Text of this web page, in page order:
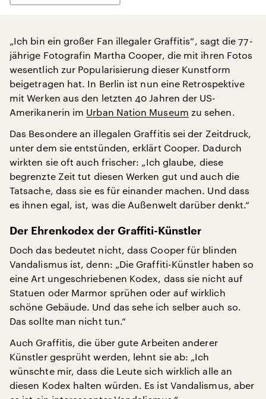
„Ich bin ein großer Fan illegaler Graffitis“, sagt die 77-
jährige Fotografin Martha Cooper, die mit ihren Fotos
wesentlich zur Popularisierung dieser Kunstform
beigetragen hat. In Berlin ist nun eine Retrospektive
mit Werken aus den letzten 40 Jahren der US-
Amerikanerin im Urban Nation Museum zu sehen.
Das Besondere an illegalen Graffitis sei der Zeitdruck,
unter dem sie entstünden, erklärt Cooper. Dadurch
wirkten sie oft auch frischer: „Ich glaube, diese
begrenzte Zeit tut diesen Werken gut und auch die
Tatsache, dass sie es für einander machen. Und dass
es ihnen egal, ist, was die Außenwelt darüber denkt.“
Der Ehrenkodex der Graffiti-Künstler
Doch das bedeutet nicht, dass Cooper für blinden
Vandalismus ist, denn: „Die Graffiti-Künstler haben so
eine Art ungeschriebenen Kodex, dass sie nicht auf
Statuen oder Marmor sprühen oder auf wirklich
schöne Gebäude. Und das sehe ich selber auch so.
Das sollte man nicht tun.“
Auch Graffitis, die über gute Arbeiten anderer
Künstler gesprüht werden, lehnt sie ab: „Ich
wünschte mir, dass die Leute sich wirklich alle an
diesen Kodex halten würden. Es ist Vandalismus, aber